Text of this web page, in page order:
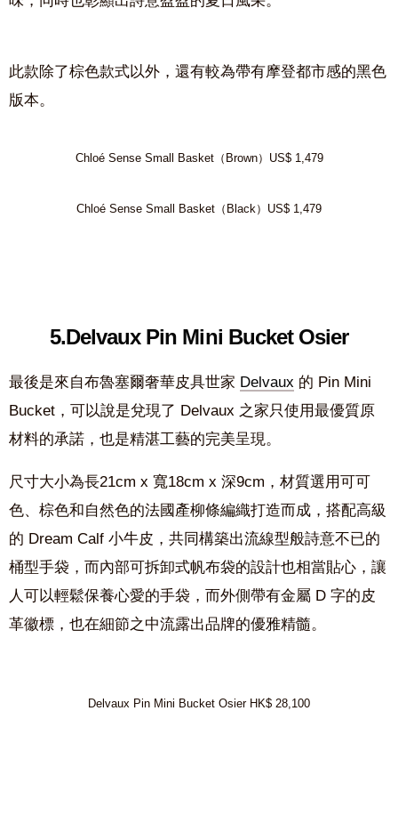
此款除了棕色款式以外，還有較為帶有摩登都市感的黑色
版本。
Chloé Sense Small Basket（Brown）US$ 1,479
Chloé Sense Small Basket（Black）US$ 1,479
5.Delvaux Pin Mini Bucket Osier
最後是來自布魯塞爾奢華皮具世家 Delvaux 的 Pin Mini
Bucket，可以說是兌現了 Delvaux 之家只使用最優質原
材料的承諾，也是精湛工藝的完美呈現。
尺寸大小為長21cm x 寬18cm x 深9cm，材質選用可可
色、棕色和自然色的法國產柳條編織打造而成，搭配高級
的 Dream Calf 小牛皮，共同構築出流線型般詩意不已的
桶型手袋，而內部可拆卸式帆布袋的設計也相當貼心，讓
人可以輕鬆保養心愛的手袋，而外側帶有金屬 D 字的皮
革徽標，也在細節之中流露出品牌的優雅精髓。
Delvaux Pin Mini Bucket Osier HK$ 28,100